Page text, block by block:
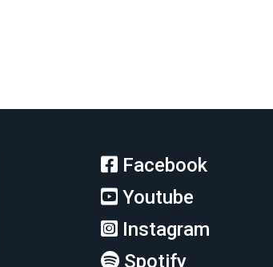
Facebook
Youtube
Instagram
Spotify